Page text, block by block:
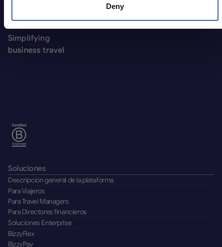
Deny
Pie de página
Simplifying
business travel
Soluciones
Descripción general de la plataforma
Para Viajeros
Para Travel Managers
Para Directores financieros
Soluciones Enterprise
BizzyFlex
BizzyPay